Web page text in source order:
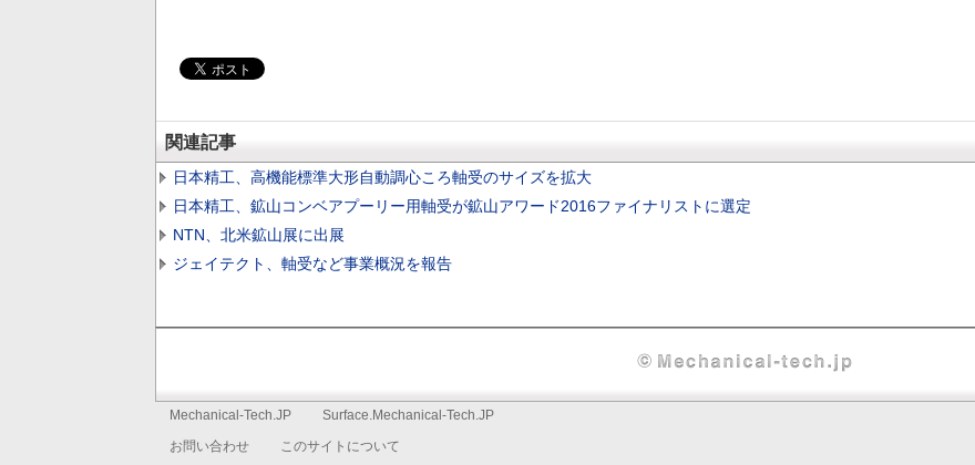
関連記事
日本精工、高機能標準大形自動調心ころ軸受のサイズを拡大
日本精工、鉱山コンベアプーリー用軸受が鉱山アワード2016ファイナリストに選定
NTN、北米鉱山展に出展
ジェイテクト、軸受など事業概況を報告
フ
ッ
Mechanical-Tech.JP Surface.Mechanical-Tech.JP
セ
お問い合わせ このサイトについて